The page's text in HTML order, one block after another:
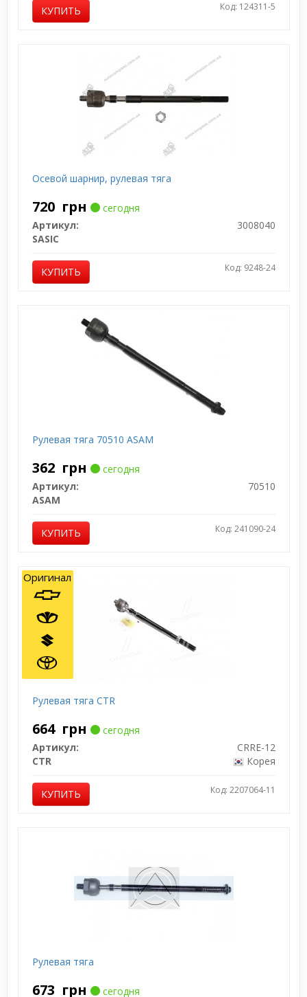
КУПИТЬ Код: 124311-5
Осевой шарнир, рулевая тяга
720 грн
сегодня
Артикул:
3008040
SASIC
КУПИТЬ Код: 9248-24
Рулевая тяга 70510 ASAM
362 грн
сегодня
Артикул:
70510
ASAM
КУПИТЬ Код: 241090-24
Рулевая тяга CTR
664 грн
сегодня
Артикул:
CRRE-12
CTR
Корея
КУПИТЬ Код: 2207064-11
Оригинал
Рулевая тяга
673 грн сегодня